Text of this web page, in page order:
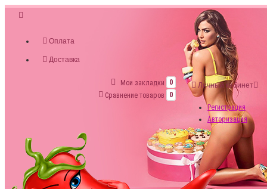
Оплата
Доставка
Личный кабинет
Регистрация
Авторизация
Мои закладки
0
Сравнение товаров
0